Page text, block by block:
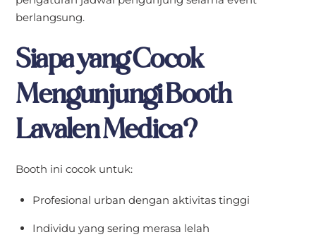
berlangsung.
Siapa yang Cocok
Mengunjungi Booth
Lavalen Medica?
Booth ini cocok untuk:
Profesional urban dengan aktivitas tinggi
Individu yang sering merasa lelah